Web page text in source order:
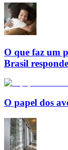
O que faz um
Brasil
O papel dos